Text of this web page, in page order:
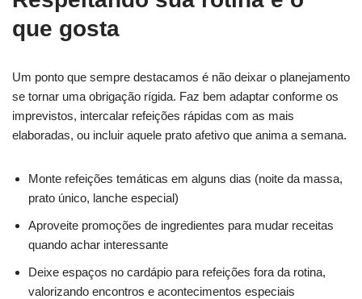
que gosta
Um ponto que sempre destacamos é não deixar o planejamento
se tornar uma obrigação rígida. Faz bem adaptar conforme os
imprevistos, intercalar refeições rápidas com as mais
elaboradas, ou incluir aquele prato afetivo que anima a semana.
Monte refeições temáticas em alguns dias (noite da massa,
prato único, lanche especial)
Aproveite promoções de ingredientes para mudar receitas
quando achar interessante
Deixe espaços no cardápio para refeições fora da rotina,
valorizando encontros e acontecimentos especiais